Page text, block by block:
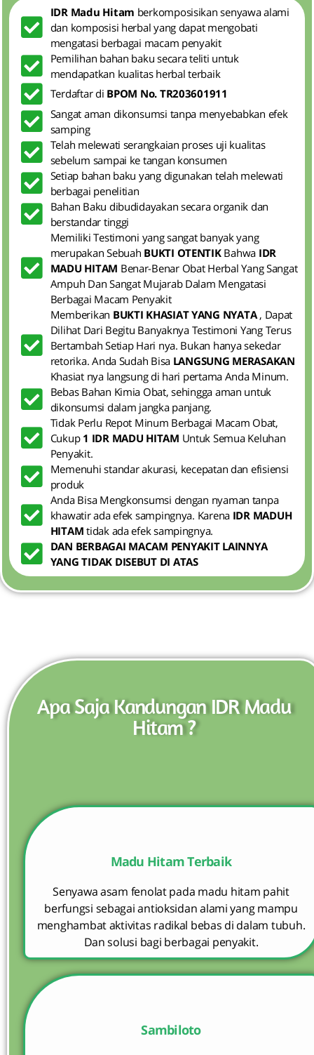
IDR Madu Hitam berkomposisikan senyawa alami
dan komposisi herbal yang dapat mengobati
mengatasi berbagai macam penyakit
Pemilihan bahan baku secara teliti untuk
mendapatkan kualitas herbal terbaik
Terdaftar di BPOM No. TR203601911
Sangat aman dikonsumsi tanpa menyebabkan efek
samping
Telah melewati serangkaian proses uji kualitas
sebelum sampai ke tangan konsumen
Setiap bahan baku yang digunakan telah melewati
berbagai penelitian
Bahan Baku dibudidayakan secara organik dan
berstandar tinggi
Memiliki Testimoni yang sangat banyak yang
merupakan Sebuah BUKTI OTENTIKBahwa IDR
MADU HITAM Benar-Benar Obat Herbal Yang Sangat
Ampuh Dan Sangat Mujarab Dalam Mengatasi
Berbagai Macam Penyakit
Memberikan BUKTI KHASIAT YANG NYATA , Dapat
Dilihat Dari Begitu Banyaknya Testimoni Yang Terus
Bertambah Setiap Hari nya. Bukan hanya sekedar
retorika. Anda Sudah Bisa LANGSUNG MERASAKAN
Khasiat nya langsung di hari pertama Anda Minum.
Bebas Bahan Kimia Obat, sehingga aman untuk
dikonsumsi dalam jangka panjang.
Tidak Perlu Repot Minum Berbagai Macam Obat,
Cukup 1 IDR MADU HITAM Untuk Semua Keluhan
Penyakit.
Memenuhi standar akurasi, kecepatan dan efisiensi
produk
Anda Bisa Mengkonsumsi dengan nyaman tanpa
khawatir ada efek sampingnya. Karena IDR MADUH
HITAM tidak ada efek sampingnya.
DAN BERBAGAI MACAM PENYAKIT LAINNYA
YANG TIDAK DISEBUT DI ATAS
Apa Saja Kandungan IDR Madu
Hitam ?
Madu Hitam Terbaik
Senyawa asam fenolat pada madu hitam pahit
berfungsi sebagai antioksidan alami yang mampu
menghambat aktivitas radikal bebas di dalam tubuh.
Dan solusi bagi berbagai penyakit.
Sambiloto